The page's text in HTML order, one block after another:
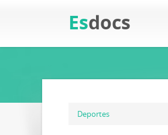
Esdocs
Deportes